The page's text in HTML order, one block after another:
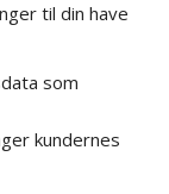
til din have
som
kundernes